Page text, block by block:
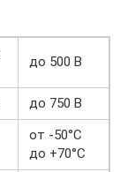
до 500 В
до 750 В
от -50°С
до +70°С